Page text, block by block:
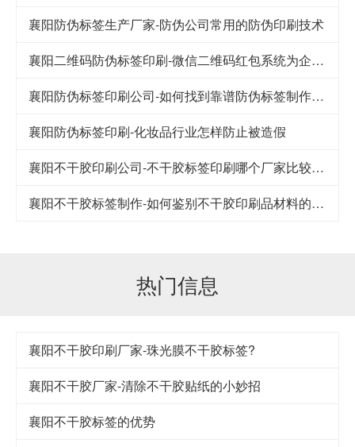
襄阳防伪标签生产厂家-防伪公司常用的防伪印刷技术
襄阳二维码防伪标签印刷-微信二维码红包系统为企业提供哪些好处
襄阳防伪标签印刷公司-如何找到靠谱防伪标签制作厂家
襄阳防伪标签印刷-化妆品行业怎样防止被造假
襄阳不干胶印刷公司-不干胶标签印刷哪个厂家比较便宜
襄阳不干胶标签制作-如何鉴别不干胶印刷品材料的好与坏
热门信息
襄阳不干胶印刷厂家-珠光膜不干胶标签?
襄阳不干胶厂家-清除不干胶贴纸的小妙招
襄阳不干胶标签的优势